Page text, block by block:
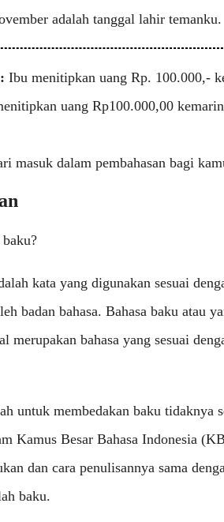
adalah tanggal lahir temanku.
Ibu menitipkan uang Rp. 100.000,-
uang Rp100.000,00
masuk dalam pembahasan bagi
kata yang digunakan sesuai
badan bahasa. Bahasa baku atau
merupakan bahasa yang sesuai
untuk membedakan baku tidaknya
Kamus Besar Bahasa Indonesia
dan cara penulisannya sama
baku.